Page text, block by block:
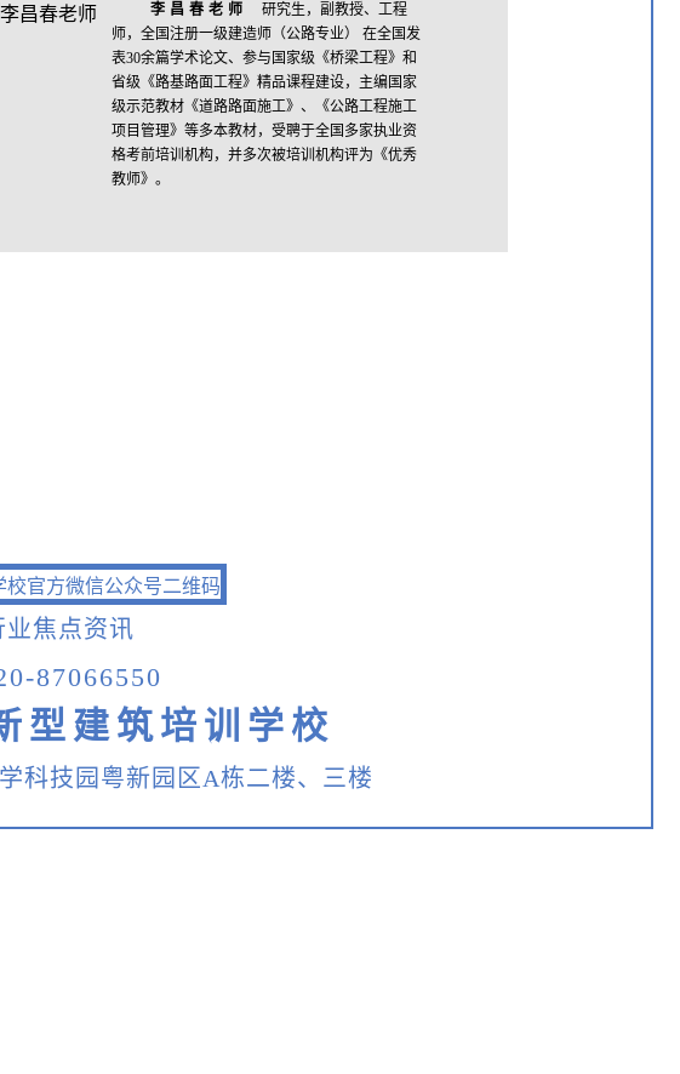
李昌春老师
研究生，副教授、工程
师，全国注册一级建造师（公路专业） 在全国发
表30余篇学术论文、参与国家级《桥梁工程》和
省级《路基路面工程》精品课程建设，主编国家
级示范教材《道路路面施工》、《公路工程施工
项目管理》等多本教材，受聘于全国多家执业资
格考前培训机构，并多次被培训机构评为《优秀
教师》。
业焦点资讯
87066550
型建筑培训学校
科技园粤新园区A栋二楼、三楼